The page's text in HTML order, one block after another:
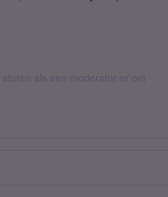
als een moderator er om